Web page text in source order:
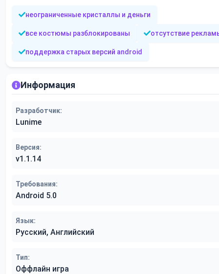
неограниченные кристаллы и деньги
все костюмы разблокированы отсутствие
поддержка старых версий android
Информация
Разработчик:
Lunime
Версия:
v1.1.14
Требования:
Android 5.0
Язык:
Русский, Английский
Тип:
Оффлайн игра